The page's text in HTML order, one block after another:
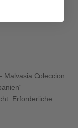
Malvasia Coleccion
Erforderliche